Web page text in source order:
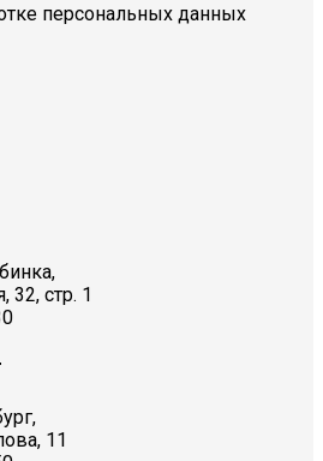
персональных данных
32, стр. 1
11